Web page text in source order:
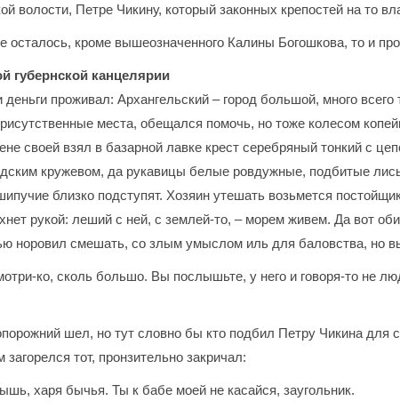
волости, Петре Чикину, который законных крепостей на то
осталось, кроме вышеозначенного Калины Богошкова, то и
губернской канцелярии
проживал: Архангельский – город большой, много
места, обещался помочь, но тоже колесом
своей взял в базарной лавке крест серебряный тонкий с
кружевом, да рукавицы белые ровдужные, подбитые
близко подступят. Хозяин утешать возьмется
рукой: леший с ней, с землей-то, – морем живем. Да вот
норовил смешать, со злым умыслом иль для баловства, но
ко, сколь большо. Вы послышьте, у него и говоря-то не
шел, но тут словно бы кто подбил Петру Чикина
тот, пронзительно закричал:
харя бычья. Ты к бабе моей не касайся, заугольник.